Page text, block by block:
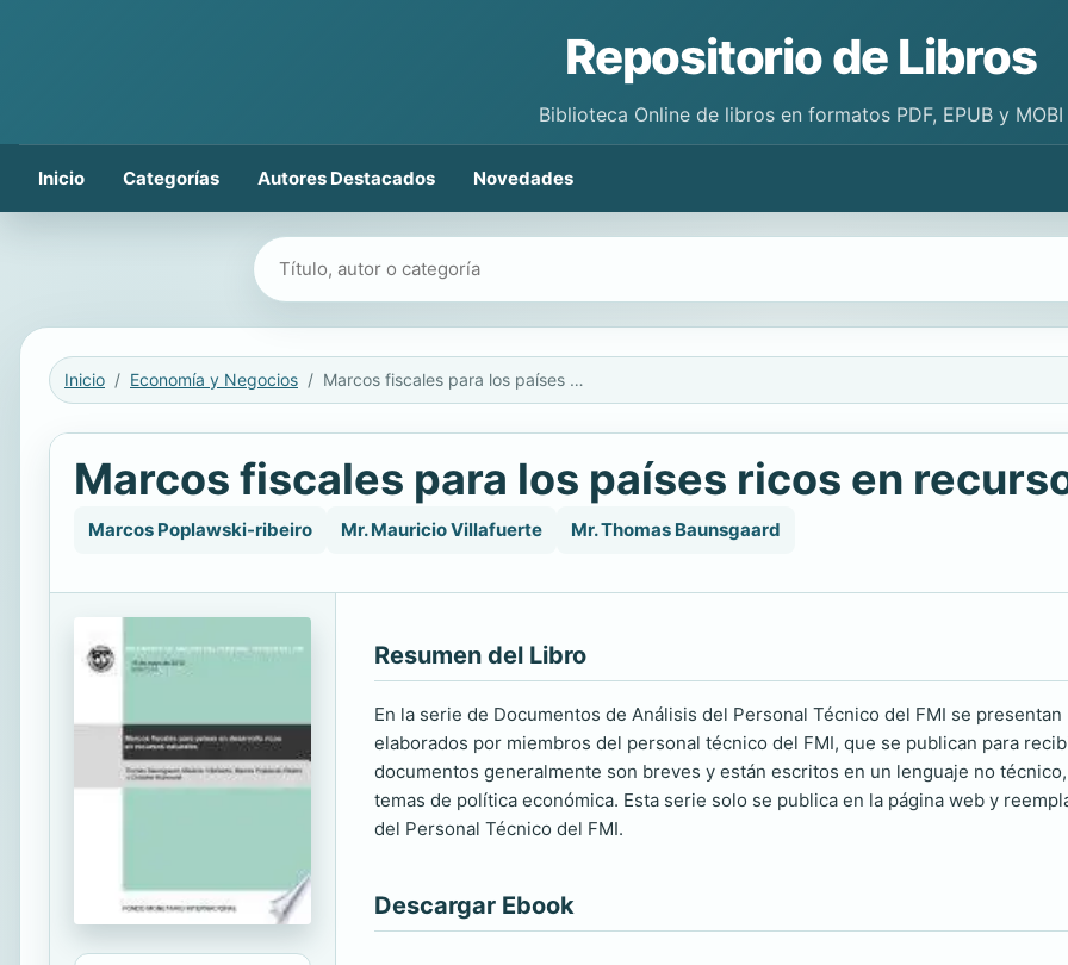
Repositorio de Libros
Biblioteca Online de libros en formatos PDF, EPUB y MOBI
Inicio Categorías Autores Destacados Novedades
Buscar libros
Inicio Economía y Negocios Marcos fiscales para los países ricos en recursos naturales
Marcos fiscales para los países ricos en
Marcos Poplawski-ribeiro Mr. Mauricio Villafuerte Mr. Thomas Baunsgaard
Resumen del Libro
En la serie de Documentos de Análisis del Personal Técnico del FMI se
elaborados por miembros del personal técnico del FMI, que se publican para
documentos generalmente son breves y están escritos en un lenguaje no
temas de política económica. Esta serie solo se publica en la página web y
del Personal Técnico del FMI.
Descargar Ebook